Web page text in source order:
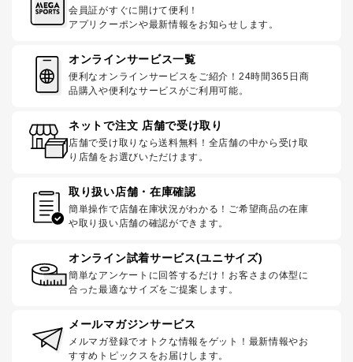
会員証がすぐに開けて便利！
アプリクーポンや最新情報をお知らせします。
オンラインサービス一覧
便利なオンラインサービスをご紹介！24時間365日商
品購入や便利なサービスがご利用可能。
ネットで注文 店舗で受け取り
店舗で受け取りなら送料無料！全店舗の中から受け取
り店舗をお選びいただけます。
取り扱い店舗・在庫確認
簡単操作で店舗在庫状況がわかる！ご希望商品の在庫
や取り扱い店舗の確認ができます。
オンライン試着サービス(ユニサイズ)
簡単なアンケートに回答するだけ！お客さまの体型に
合った最適なサイズをご提案します。
メールマガジンサービス
メルマガ登録でオトクな情報をゲット！最新情報やお
すすめトピックスをお届けします。